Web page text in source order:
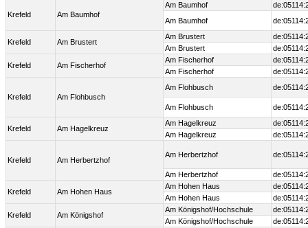
Krefeld Am Baumhof
Am Baumhof
Am Baumhof
Krefeld Am Brustert
Am Brustert
Am Brustert
Krefeld Am Fischerhof
Am Fischerhof
Am Fischerhof
Krefeld Am Flohbusch
Am Flohbusch
Am Flohbusch
Krefeld Am Hagelkreuz
Am Hagelkreuz
Am Hagelkreuz
Krefeld Am Herbertzhof
Am Herbertzhof
Am Herbertzhof
Krefeld Am Hohen Haus
Am Hohen Haus
Am Hohen Haus
Krefeld Am Königshof
Am Königshof/Hochschule
Am Königshof/Hochschule